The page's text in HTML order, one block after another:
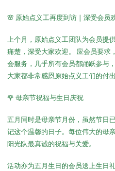
🌸 原始点义工再度到访｜深受会员
上个月，原始点义工团队为会员提
痛楚，深受大家欢迎。 应会员要求
会服务，几乎所有会员都踊跃参与
大家都非常感恩原始点义工们的付
🌹 母亲节祝福与生日庆祝
五月同时是母亲节月份，虽然节日
记这个温馨的日子。每位伟大的母
阳光队最真诚的祝福与关爱。
活动亦为五月生日的会员送上生日